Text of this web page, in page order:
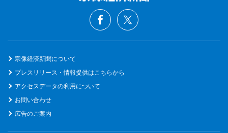
宗像経済新聞について
プレスリリース・情報提供はこちらから
アクセスデータの利用について
お問い合わせ
広告のご案内